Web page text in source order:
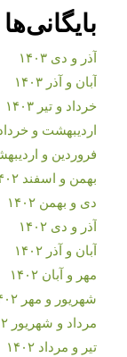
بایگانی‌ها
آذر و دی ۱۴۰۳
آبان و آذر ۱۴۰۳
خرداد و تیر ۱۴۰۳
اردیبهشت و خرداد
فروردین و اردیبهشت
بهمن و اسفند ۱۴۰۲
دی و بهمن ۱۴۰۲
آذر و دی ۱۴۰۲
آبان و آذر ۱۴۰۲
مهر و آبان ۱۴۰۲
شهریور و مهر ۱۴۰۲
مرداد و شهریور ۱۴۰۲
تیر و مرداد ۱۴۰۲